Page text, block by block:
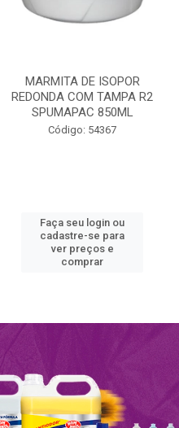
MARMITA DE ISOPOR
REDONDA COM TAMPA R2
SPUMAPAC 850ML
Código: 54367
Faça seu login ou
cadastre-se para
ver preços e
comprar